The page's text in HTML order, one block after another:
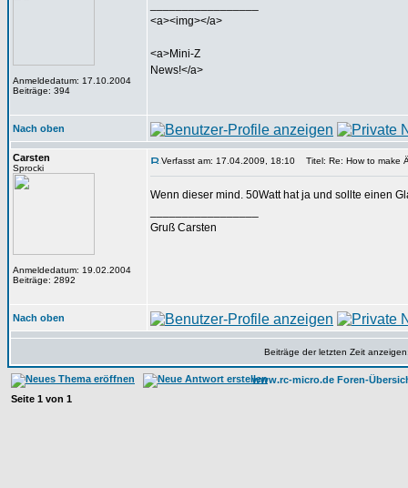
Anmeldedatum: 17.10.2004
Beiträge: 394
<a><img></a>
<a>Mini-Z
News!</a>
Nach oben
Carsten
Sprocki
Anmeldedatum: 19.02.2004
Beiträge: 2892
Verfasst am: 17.04.2009, 18:10 Titel: Re: How to make
Wenn dieser mind. 50Watt hat ja und sollte einen
Gruß Carsten
Nach oben
Beiträge der letzten Zeit
www.rc-micro.de Foren-
Seite 1 von 1